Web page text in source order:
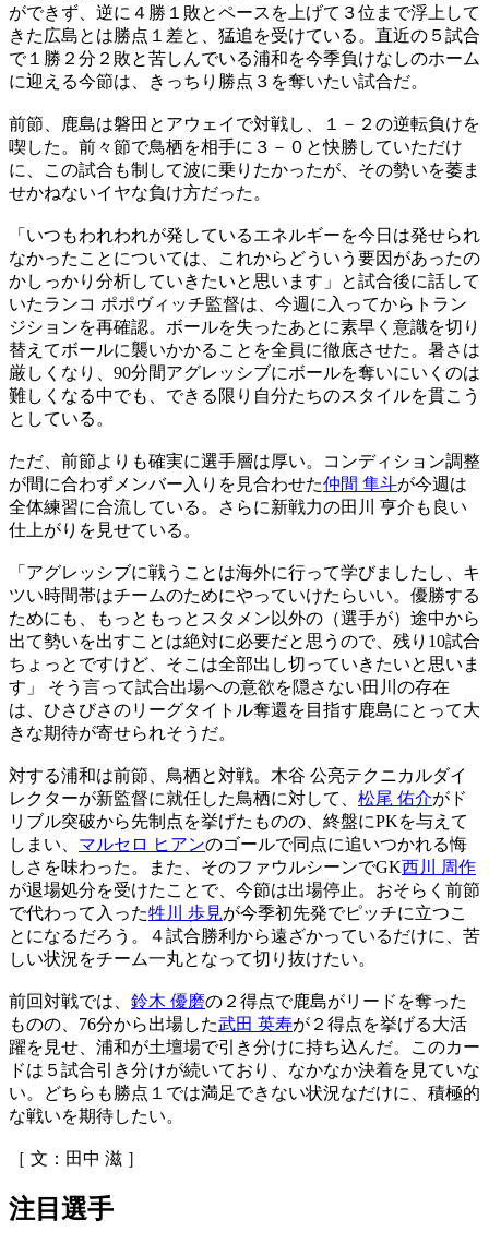
ができず、逆に４勝１敗とペースを上げて３位まで浮上して
きた広島とは勝点１差と、猛追を受けている。直近の５試合
で１勝２分２敗と苦しんでいる浦和を今季負けなしのホーム
に迎える今節は、きっちり勝点３を奪いたい試合だ。
前節、鹿島は磐田とアウェイで対戦し、１－２の逆転負けを
喫した。前々節で鳥栖を相手に３－０と快勝していただけ
に、この試合も制して波に乗りたかったが、その勢いを萎ま
せかねないイヤな負け方だった。
「いつもわれわれが発しているエネルギーを今日は発せられ
なかったことについては、これからどういう要因があったの
かしっかり分析していきたいと思います」と試合後に話して
いたランコ ポポヴィッチ監督は、今週に入ってからトラン
ジションを再確認。ボールを失ったあとに素早く意識を切り
替えてボールに襲いかかることを全員に徹底させた。暑さは
厳しくなり、90分間アグレッシブにボールを奪いにいくのは
難しくなる中でも、できる限り自分たちのスタイルを貫こう
としている。
ただ、前節よりも確実に選手層は厚い。コンディション調整
が間に合わずメンバー入りを見合わせた仲間 隼斗が今週は
全体練習に合流している。さらに新戦力の田川 亨介も良い
仕上がりを見せている。
「アグレッシブに戦うことは海外に行って学びましたし、キ
ツい時間帯はチームのためにやっていけたらいい。優勝する
ためにも、もっともっとスタメン以外の（選手が）途中から
出て勢いを出すことは絶対に必要だと思うので、残り10試合
ちょっとですけど、そこは全部出し切っていきたいと思いま
す」 そう言って試合出場への意欲を隠さない田川の存在
は、ひさびさのリーグタイトル奪還を目指す鹿島にとって大
きな期待が寄せられそうだ。
対する浦和は前節、鳥栖と対戦。木谷 公亮テクニカルダイ
レクターが新監督に就任した鳥栖に対して、 松尾 佑介がド
リブル突破から先制点を挙げたものの、終盤にPKを与えて
しまい、 マルセロ ヒアンのゴールで同点に追いつかれる悔
しさを味わった。また、そのファウルシーンでGK西川 周作
が退場処分を受けたことで、今節は出場停止。おそらく前節
で代わって入った牲川 歩見が今季初先発でピッチに立つこ
とになるだろう。４試合勝利から遠ざかっているだけに、苦
しい状況をチーム一丸となって切り抜けたい。
前回対戦では、 鈴木 優磨の２得点で鹿島がリードを奪った
ものの、76分から出場した武田 英寿が２得点を挙げる大活
躍を見せ、浦和が土壇場で引き分けに持ち込んだ。このカー
ドは５試合引き分けが続いており、なかなか決着を見ていな
い。どちらも勝点１では満足できない状況なだけに、積極的
な戦いを期待したい。
［ 文：田中 滋 ］
注目選手